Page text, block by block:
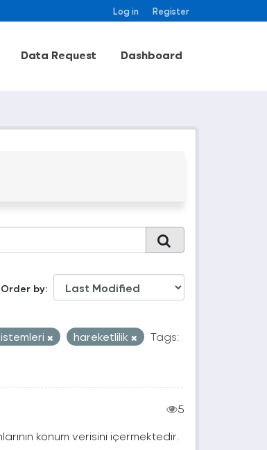
Log in Register
Data Request Dashboard
Order by
hareketlilik
Tags:
5
konum verisini içermektedir.